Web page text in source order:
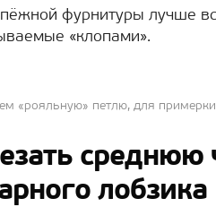
фурнитуры лучше
«клопами».
«рояльную» петлю, для примерки
среднюю
лобзика